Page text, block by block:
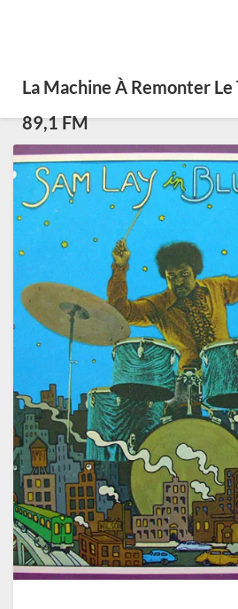
La Machine À Remonter Le
89,1 FM
Sam
Lay,
inventeur
du
double
blues
rock